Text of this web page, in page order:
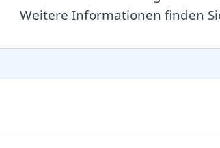
Weitere Informationen finden